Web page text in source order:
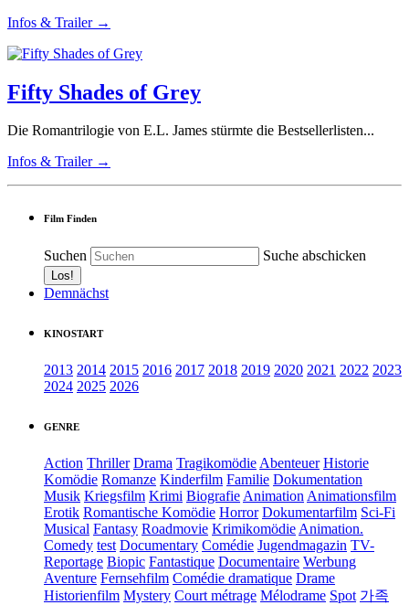
Infos & Trailer →
Fifty Shades of Grey
Die Romantrilogie von E.L. James stürmte die Bestsellerlisten...
Infos & Trailer →
Film Finden
Suchen Suche abschicken
Demnächst
KINOSTART
2013 2014 2015 2016 2017 2018 2019 2020 2021 2022 2023
2024 2025 2026
GENRE
Action Thriller Drama Tragikomödie Abenteuer Historie
Komödie Romanze Kinderfilm Familie Dokumentation
Musik Kriegsfilm Krimi Biografie Animation Animationsfilm
Erotik Romantische Komödie Horror Dokumentarfilm Sci-Fi
Musical Fantasy Roadmovie Krimikomödie Animation.
Comedy test Documentary Comédie Jugendmagazin TV-
Reportage Biopic Fantastique Documentaire Werbung
Aventure Fernsehfilm Comédie dramatique Drame
Historienfilm Mystery Court métrage Mélodrame Spot 가족